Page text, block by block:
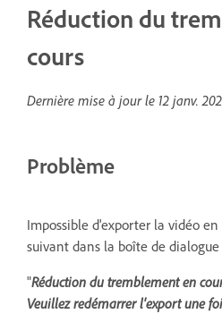
Réduction du
cours
Dernière mise à jour le 12 janv.
Problème
Impossible d'exporter la vidéo
suivant dans la boîte de
"Réduction du tremblement en
Veuillez redémarrer l'export une